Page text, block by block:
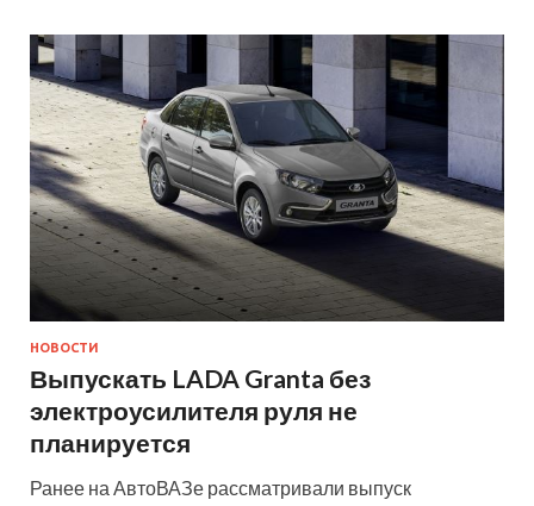
НОВОСТИ
Выпускать LADA Granta без
электроусилителя руля не
планируется
Ранее на АвтоВАЗе рассматривали выпуск